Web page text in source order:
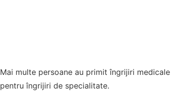
Mai multe persoane au primit îngrijiri
pentru îngrijiri de specialitate.